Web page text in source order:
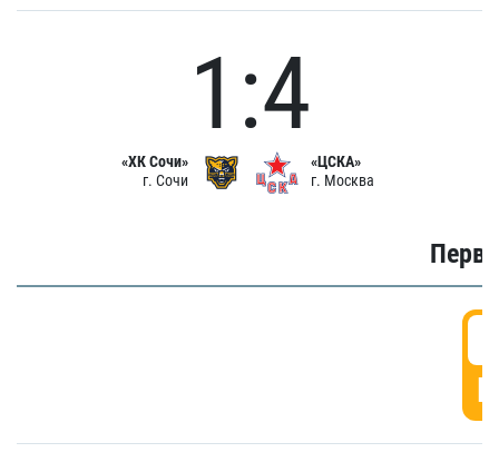
«ХК Сочи»
г. Сочи
1:4
«ЦСКА»
г. Москва